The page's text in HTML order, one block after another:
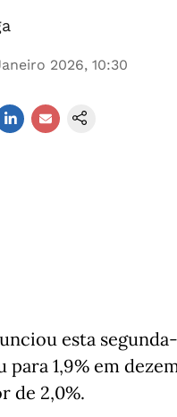
2026, 10:30
esta
para 1,9% em
de 2,0%.